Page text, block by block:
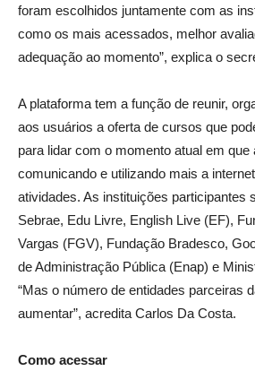
foram escolhidos juntamente com as
como os mais acessados, melhor
adequação ao momento”, explica o
A plataforma tem a função de reunir,
aos usuários a oferta de cursos que
para lidar com o momento atual em
comunicando e utilizando mais a
atividades. As instituições participantes
Sebrae, Edu Livre, English Live (EF),
Vargas (FGV), Fundação Bradesco,
de Administração Pública (Enap) e
“Mas o número de entidades parceiras
aumentar”, acredita Carlos Da Costa.
Como acessar